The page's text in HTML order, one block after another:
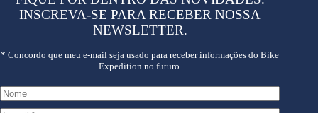
INSCREVA-SE PARA RECEBER NOSSA
NEWSLETTER.
* Concordo que meu e-mail seja usado para receber informações do Bike
Expedition no futuro.